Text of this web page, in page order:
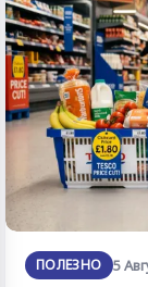
ПОЛЕЗНО 5